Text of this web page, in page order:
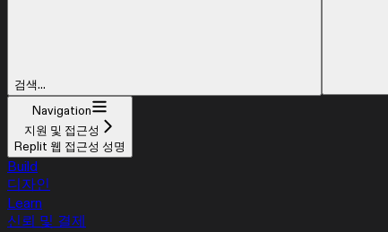
검색...
Navigation
지원 및 접근성
Replit 웹 접근성 성명
Build
디자인
Learn
신뢰 및 결제